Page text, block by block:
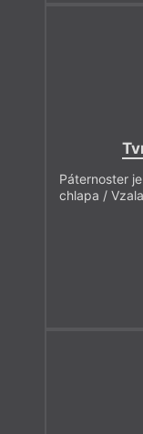
Páternoster
chlapa /